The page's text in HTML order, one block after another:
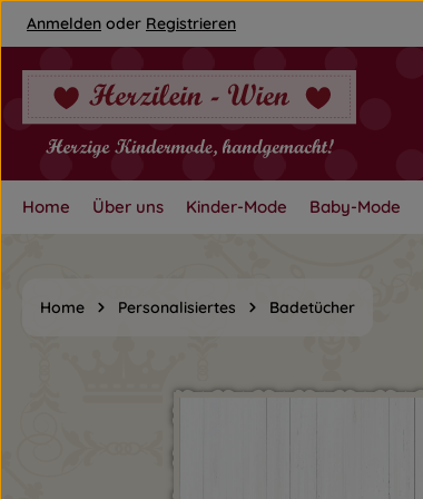
Hauptinhalt springen
Zur Hauptnavigation springen
Anmelden oder Registrieren
Home Über uns Kinder-Mode Baby-Mode
Home Personalisiertes Badetücher
Bildergalerie überspringen